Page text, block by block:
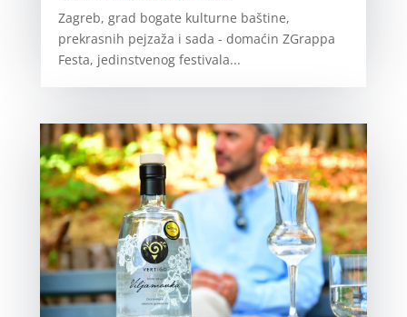
Zagreb, grad bogate kulturne baštine,
prekrasnih pejzaža i sada - domaćin ZGrappa
Festa, jedinstvenog festivala...